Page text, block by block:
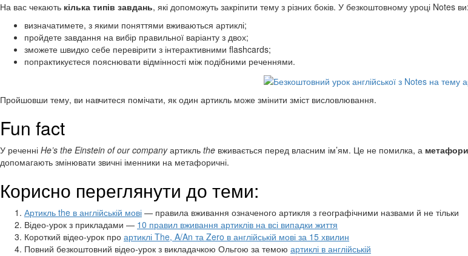
На вас чекають кілька типів завдань, які допоможуть закріпити тему з різних боків. У безкоштовному уроці Notes ви:
визначатимете, з якими поняттями вживаються артиклі;
пройдете завдання на вибір правильної варіанту з двох;
зможете швидко себе перевірити з інтерактивними flashcards;
попрактикуєтеся пояснювати відмінності між подібними реченнями.
Пройшовши тему, ви навчитеся помічати, як один артикль може змінити зміст висловлювання.
Fun fact
У реченні He’s the Einstein of our companyартикль the вживається перед власним ім’ям. Це не помилка, а
допомагають змінювати звичні іменники на метафоричні.
Корисно переглянути до теми:
Артикль the в англійській мові — правила вживання означеного артикля з географічними назвами й не тільки
Відео-урок з прикладами — 10 правил вживання артиклів на всі випадки життя
Короткий відео-урок про артиклі The, A/An та Zero в англійській мові за 15 хвилин
Повний безкоштовний відео-урок з викладачкою Ольгою за темою артиклі в англійській